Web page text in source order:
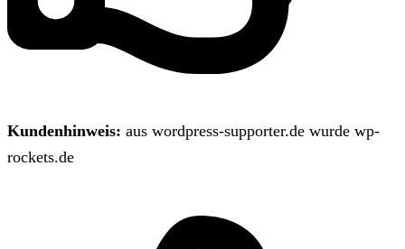
Kundenhinweis: aus wordpress-supporter.de wurde wp-
rockets.de